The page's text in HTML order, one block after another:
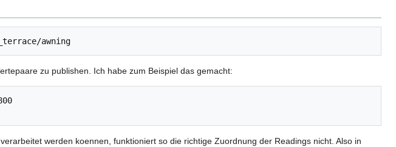
zu publishen. Ich habe zum Beispiel das gemacht:
werden koennen, funktioniert so die richtige Zuordnung der Readings nicht. Also in